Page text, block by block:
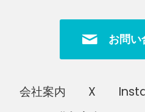
お問い
会社案内 X